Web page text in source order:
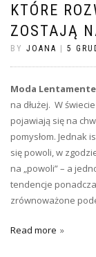
KTÓRE
ZOSTAJĄ
BY JOANA | 5
Moda Lentamente
na dłużej. W
pojawiają się na
pomysłom. Jednak
się powoli, w
na „powoli” – a
tendencje
zrównoważone
Read more